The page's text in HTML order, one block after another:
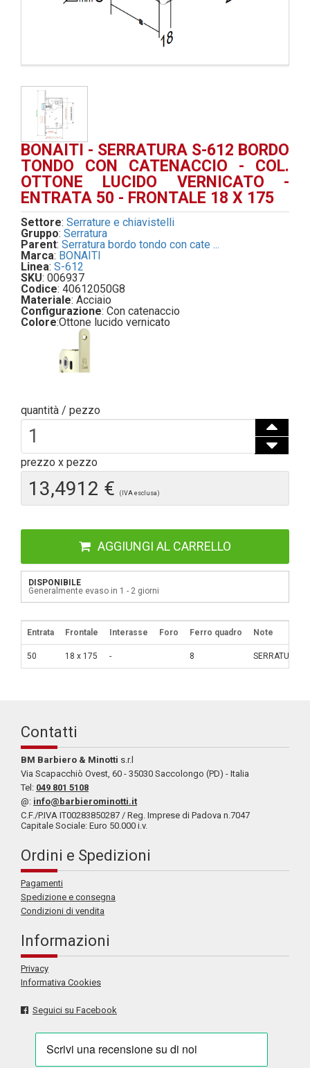
BONAITI - SERRATURA S-612 BORDO
TONDO CON CATENACCIO - COL.
OTTONE LUCIDO VERNICATO -
ENTRATA 50 - FRONTALE 18 X 175
Settore: Serrature e chiavistelli
Gruppo: Serratura
Parent: Serratura bordo tondo con cate ...
Marca: BONAITI
Linea: S-612
SKU: 006937
Codice: 40612050G8
Materiale: Acciaio
Configurazione: Con catenaccio
Colore:Ottone lucido vernicato
quantità / pezzo
prezzo x pezzo
13,4912 € (IVA esclusa)
AGGIUNGI AL CARRELLO
DISPONIBILE
Generalmente evaso in 1 - 2 giorni
Entrata Frontale Interasse Foro Ferro quadro Note
50 18 x 175 - 8 SERRATURA
Contatti
BM Barbiero & Minotti s.r.l
Via Scapacchiò Ovest, 60 - 35030 Saccolongo (PD) - Italia
Tel: 049 801 5108
@: info@barbierominotti.it
C.F./P.IVA IT00283850287 / Reg. Imprese di Padova n.7047
Capitale Sociale: Euro 50.000 i.v.
Ordini e Spedizioni
Pagamenti
Spedizione e consegna
Condizioni di vendita
Informazioni
Privacy
Informativa Cookies
Seguici su Facebook